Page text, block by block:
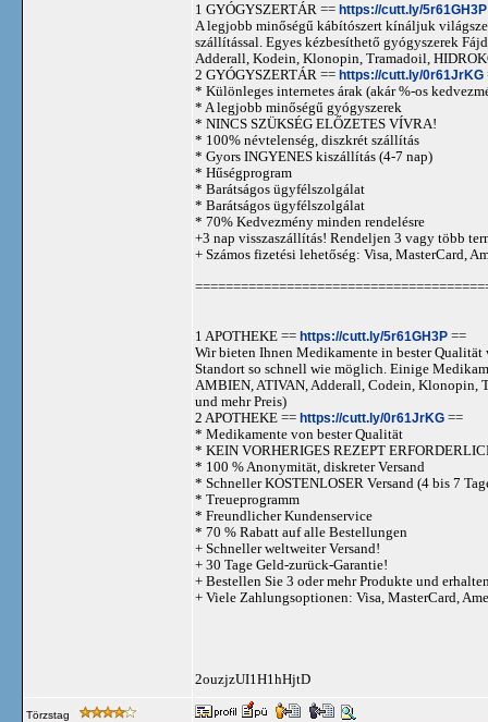
1 GYÓGYSZERTÁR == https://cutt.ly/5r61GH3P
A legjobb minőségű kábítószert kínáljuk
szállítással. Egyes kézbesíthető gyógyszerek
Adderall, Kodein, Klonopin, Tramadoil,
2 GYÓGYSZERTÁR == https://cutt.ly/0r61JrKG
* Különleges internetes árak (akár %-os
* A legjobb minőségű gyógyszerek
* NINCS SZÜKSÉG ELŐZETES VÍVRA!
* 100% névtelenség, diszkrét szállítás
* Gyors INGYENES kiszállítás (4-7 nap)
* Hűségprogram
* Barátságos ügyfélszolgálat
* Barátságos ügyfélszolgálat
* 70% Kedvezmény minden rendelésre
+3 nap visszaszállítás! Rendeljen 3 vagy több
+ Számos fizetési lehetőség: Visa, MasterCard,
1 APOTHEKE == https://cutt.ly/5r61GH3P ==
Wir bieten Ihnen Medikamente in bester
Standort so schnell wie möglich. Einige
AMBIEN, ATIVAN, Adderall, Codein, Klonopin,
und mehr Preis)
2 APOTHEKE == https://cutt.ly/0r61JrKG ==
* Medikamente von bester Qualität
* KEIN VORHERIGES REZEPT
* 100 % Anonymität, diskreter Versand
* Schneller KOSTENLOSER Versand (4 bis 7
* Treueprogramm
* Freundlicher Kundenservice
* 70 % Rabatt auf alle Bestellungen
+ Schneller weltweiter Versand!
+ 30 Tage Geld-zurück-Garantie!
+ Bestellen Sie 3 oder mehr Produkte und
+ Viele Zahlungsoptionen: Visa, MasterCard,
2ouzjzUI1H1hHjtD
Törzstag